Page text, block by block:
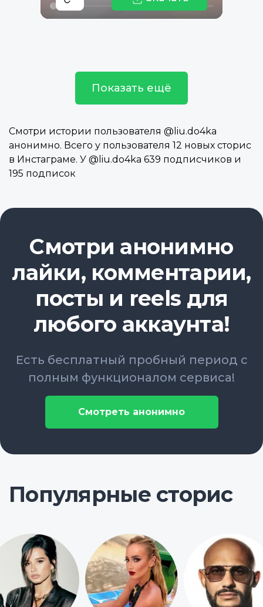
Показать ещё
Смотри истории пользователя @liu.do4ka
анонимно. Всего у пользователя 12 новых сторис
в Инстаграме. У @liu.do4ka 639 подписчиков и
195 подписок
Смотри анонимно
лайки, комментарии,
посты и reels для
любого аккаунта!
Есть бесплатный пробный период с
полным функционалом сервиса!
Смотреть анонимно
Популярные сторис